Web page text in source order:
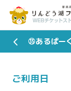
利用規約
㉟あるぱーく
ご利用日